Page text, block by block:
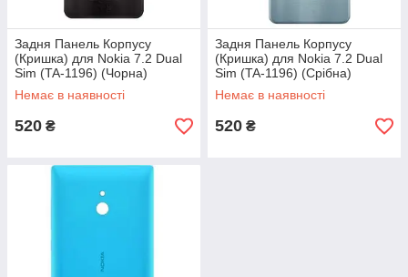
Задня Панель Корпусу
(Кришка) для Nokia 7.2 Dual
Sim (TA-1196) (Чорна)
Оригінал Китай
Немає в наявності
520 ₴
Задня Панель Корпусу
(Кришка) для Nokia 7.2 Dual
Sim (TA-1196) (Срібна)
Оригінал Китай
Немає в наявності
520 ₴